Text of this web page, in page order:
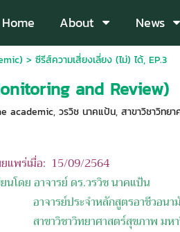
Home About News
> ซีรีส์ความเสี่ยงเลี่ยง (ไม่) ได้, EP.3
and Review)
academic, วรวิช นาคแป้น, สาขาวิชาวิทย
ยแพร่เมื่อ: 15/09/2564
ยนโดยอาจารย์ ดร.วรวิช นาคแป้น
อาจารย์ประจำหลักสูตรอาชีวอนามั
สาขาวิชาวิทยาศาสตร์สุขภาพ มหาวิ